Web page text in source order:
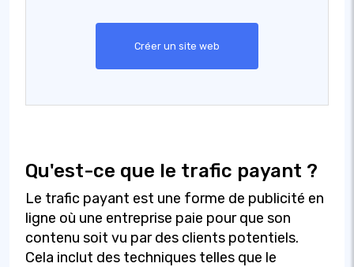
Créer un site web
Qu'est-ce que le trafic payant ?
Le trafic payant est une forme de publicité en
ligne où une entreprise paie pour que son
contenu soit vu par des clients potentiels.
Cela inclut des techniques telles que le